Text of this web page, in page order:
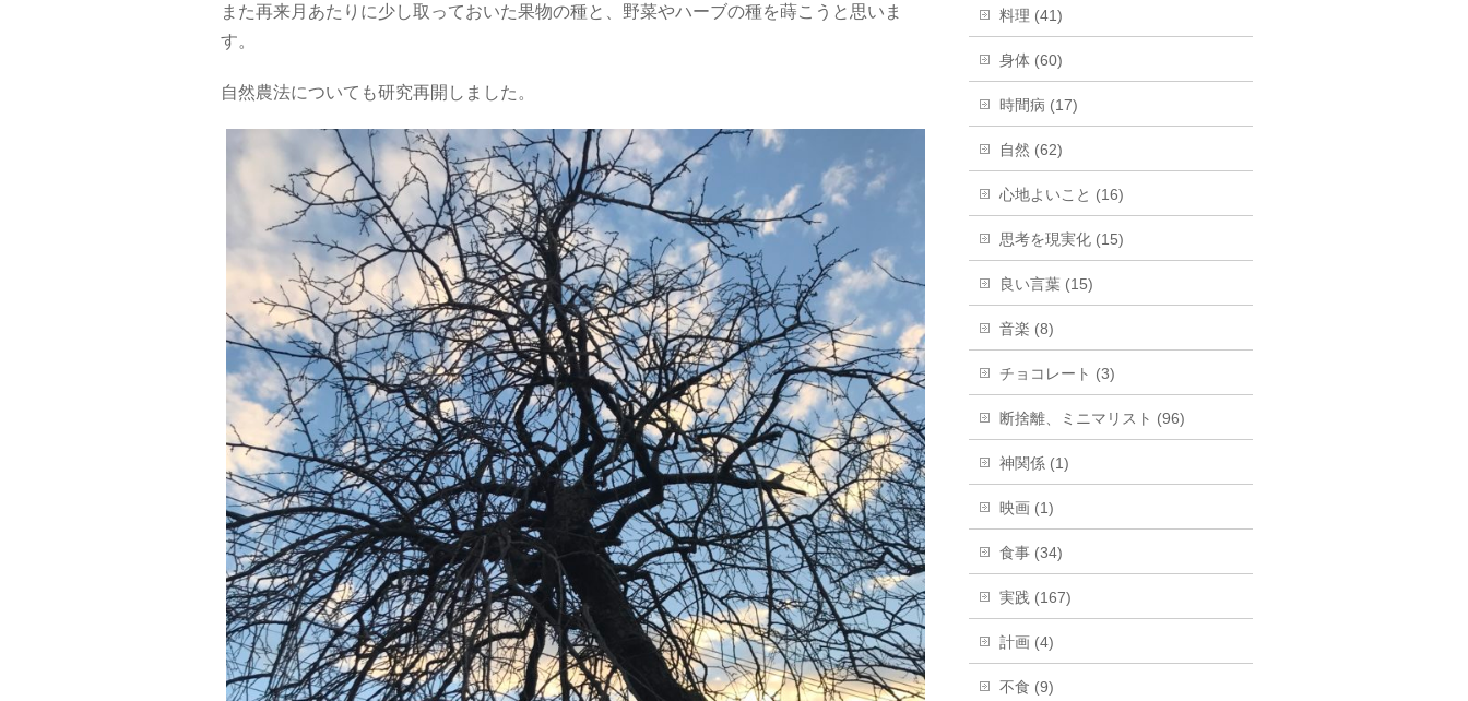
また再来月あたりに少し取っておいた果物の種と、野菜やハーブの種を蒔こうと思いま
す。
自然農法についても研究再開しました。
料理 (41)
身体 (60)
時間病 (17)
自然 (62)
心地よいこと (16)
思考を現実化 (15)
良い言葉 (15)
音楽 (8)
チョコレート (3)
断捨離、ミニマリスト (96)
神関係 (1)
映画 (1)
食事 (34)
実践 (167)
計画 (4)
不食 (9)